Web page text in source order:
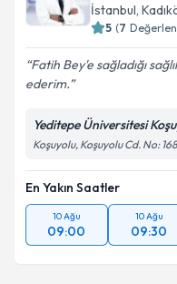
İstanbul,
5 (7
Fatih Bey'e sağladığı
ederim.
Yeditepe Üniversitesi
Koşuyolu, Koşuyolu Cd. No: 168
En Yakın Saatler
10 Ağu
09:00
10 Ağu
09:30